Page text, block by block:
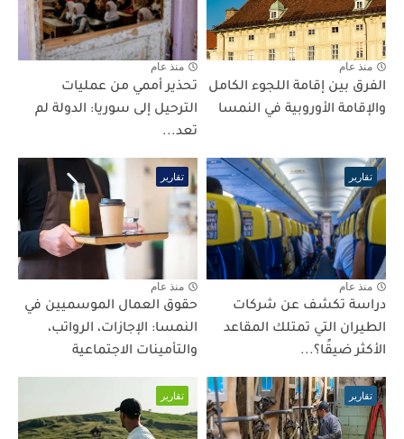
منذ عام
الفرق بين إقامة اللجوء الكامل
والإقامة الأوروبية في النمسا
منذ عام
تحذير أممي من عمليات
الترحيل إلى سوريا: الدولة لم
تعد...
تقارير
منذ عام
دراسة تكشف عن شركات
الطيران التي تمتلك المقاعد
الأكثر ضيقًا؟...
تقارير
منذ عام
حقوق العمال الموسميين في
النمسا: الإجازات، الرواتب،
والتأمينات الاجتماعية
تقارير تقارير